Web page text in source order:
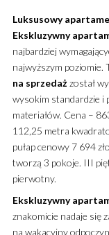
Luksusowy
Ekskluzywny
najbardziej
najwyższym poziomie.
na sprzedażzostał
wysokim standardzie i
materiałów. Cena –
112,25 metra
pułap cenowy 7 694
tworzą 3 pokoje. III
pierwotny.
Ekskluzywny
znakomicie nadaje się
na wakacyjny